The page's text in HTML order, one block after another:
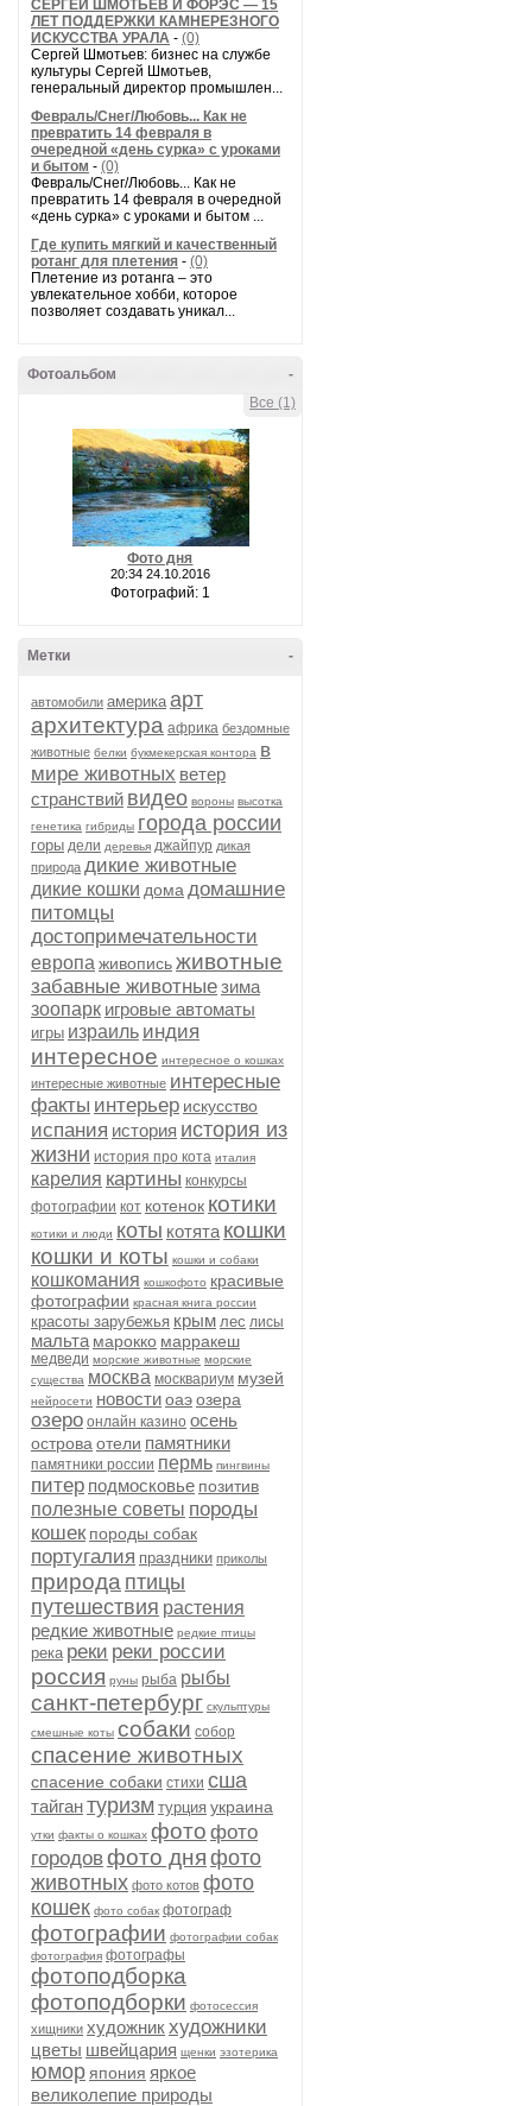
СЕРГЕЙ ШМОТЬЕВ И ФОРЭС — 15
ЛЕТ ПОДДЕРЖКИ КАМНЕРЕЗНОГО
ИСКУССТВА УРАЛА - (0)
Сергей Шмотьев: бизнес на службе
культуры Сергей Шмотьев,
генеральный директор промышлен...
Февраль/Снег/Любовь... Как не
превратить 14 февраля в
очередной «день сурка» с уроками
и бытом - (0)
Февраль/Снег/Любовь... Как не
превратить 14 февраля в очередной
«день сурка» с уроками и бытом ...
Где купить мягкий и качественный
ротанг для плетения - (0)
Плетение из ротанга – это
увлекательное хобби, которое
позволяет создавать уникал...
-
Фотоальбом
Все (1)
Фото дня
20:34 24.10.2016
Фотографий: 1
-
Метки
автомобили америка арт
архитектура африка бездомные
животные белки букмекерская контора в
мире животных ветер
странствий видео вороны высотка
генетика гибриды города россии
горы дели деревья джайпур дикая
природа дикие животные
дикие кошки дома домашние
питомцы
достопримечательности
европа живописьживотные
забавные животныезима
зоопарк игровые автоматы
игры израиль индия
интересное интересное о кошках
интересные животные интересные
факты интерьер искусство
испания история история из
жизни история про кота италия
карелия картины конкурсы
фотографии кот котенок котики
котики и люди коты котята кошки
кошки и коты кошки и собаки
кошкомания кошкофото красивые
фотографии красная книга россии
красоты зарубежья крым лес лисы
мальта марокко марракеш
медведи морские животные морские
существа москва москвариум музей
нейросети новостиоаэозера
озеро онлайн казино осень
острова отели памятники
памятники россии пермь пингвины
питер подмосковье позитив
полезные советы породы
кошек породы собак
португалия праздники приколы
природа птицы
путешествия растения
редкие животные редкие птицы
река реки реки россии
россия руны рыба рыбы
санкт-петербург скульптуры
смешные коты собаки собор
спасение животных
спасение собаки стихи сша
тайгантуризм турция украина
утки факты о кошках фото фото
городовфото дня фото
животных фото котов фото
кошек фото собак фотограф
фотографии фотографии собак
фотография фотографы
фотоподборка
фотоподборки фотосессия
хищники художникхудожники
цветы швейцария щенки эзотерика
юмор япония яркое
великолепие природы